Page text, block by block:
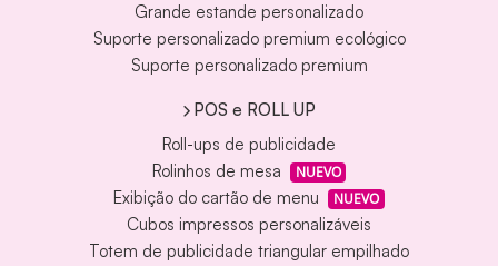
Grande estande personalizado
Suporte personalizado premium ecológico
Suporte personalizado premium
POS e ROLL UP
Roll-ups de publicidade
Rolinhos de mesa
NUEVO
Exibição do cartão de menu NUEVO
Cubos impressos personalizáveis
Totem de publicidade triangular empilhado